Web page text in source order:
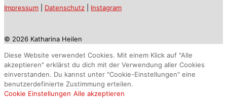
Impressum Datenschutz Instagram
© 2026 Katharina Heilen
Diese Website verwendet Cookies. Mit einem Klick auf "Alle
akzeptieren" erklärst du dich mit der Verwendung aller Cookies
einverstanden. Du kannst unter "Cookie-Einstellungen" eine
benutzerdefinierte Zustimmung erteilen.
Cookie Einstellungen Alle akzeptieren